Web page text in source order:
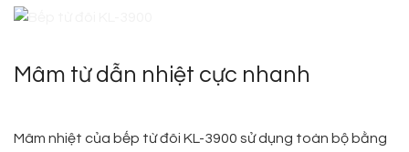
Mâm từ dẫn nhiệt cực nhanh
Mâm nhiệt của bếp từ đôi KL-3900 sử dụng toàn bộ bằng